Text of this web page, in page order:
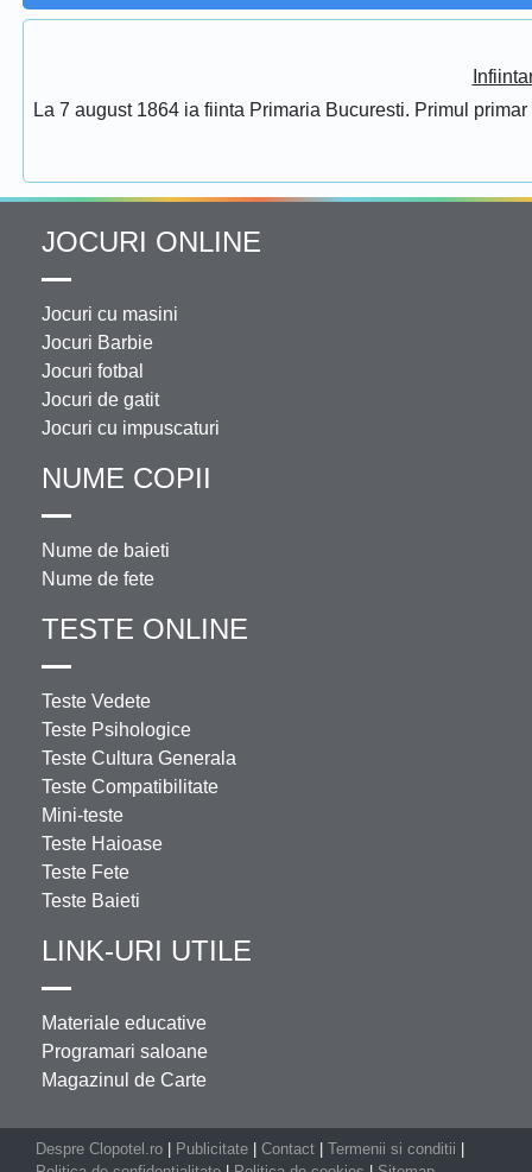
La 7 august 1864 ia fiinta Primaria Bucuresti. Primul
JOCURI ONLINE
Jocuri cu masini
Jocuri Barbie
Jocuri fotbal
Jocuri de gatit
Jocuri cu impuscaturi
NUME COPII
Nume de baieti
Nume de fete
TESTE ONLINE
Teste Vedete
Teste Psihologice
Teste Cultura Generala
Teste Compatibilitate
Mini-teste
Teste Haioase
Teste Fete
Teste Baieti
LINK-URI UTILE
Materiale educative
Programari saloane
Magazinul de Carte
Despre Clopotel.ro Publicitate Contact Termenii si conditii